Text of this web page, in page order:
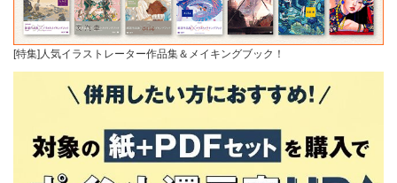
[特集]人気イラストレーター作品集＆メイキングブック！